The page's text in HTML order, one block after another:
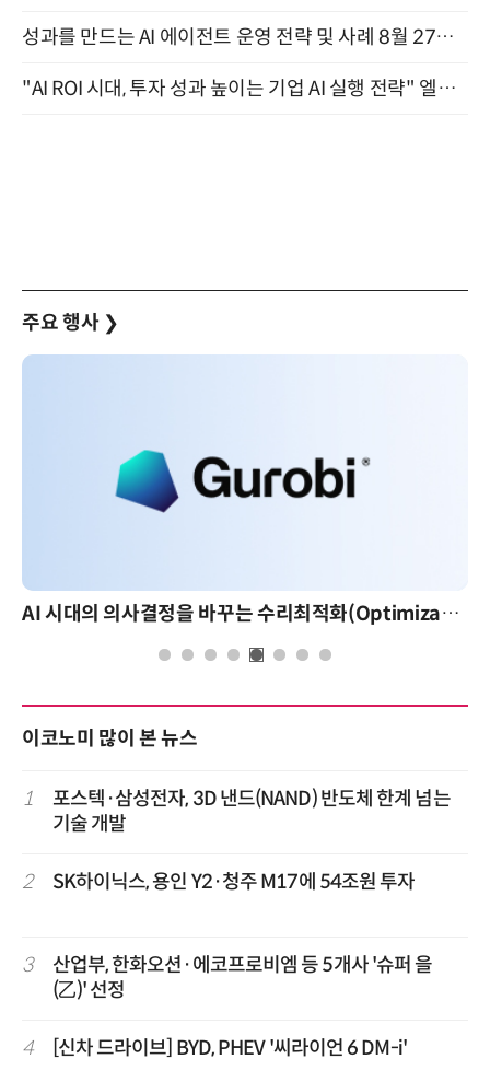
성과를 만드는 AI 에이전트 운영 전략 및 사례 8월 27일 개최
"AI ROI 시대, 투자 성과 높이는 기업 AI 실행 전략" 엘타워 6층 (9월 18일)
주요 행사 ❯
AI 시대의 의사결정을 바꾸는 수리최적화(Optimization): 실제 산업 적용 사례와 활용 전략
이코노미 많이 본 뉴스
1
포스텍·삼성전자, 3D 낸드(NAND) 반도체 한계 넘는
기술 개발
2 SK하이닉스, 용인 Y2·청주 M17에 54조원 투자
3
산업부, 한화오션·에코프로비엠 등 5개사 '슈퍼 을
(乙)' 선정
4 [신차 드라이브] BYD, PHEV '씨라이언 6 DM-i'